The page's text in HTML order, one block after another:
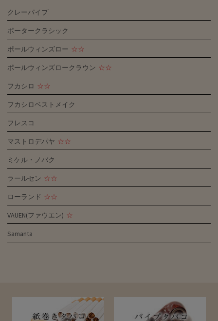
クレーパイプ
ポータークラシック
ポールウィンズロー ☆☆
ポールウィンズロークラウン ☆☆
フカシロ ☆☆
フカシロベストメイク
フレスコ
マストロデパヤ ☆☆
ミケル・ノバク
ラールセン ☆☆
ローランド ☆☆
VAUEN(ファウエン) ☆
Samanta